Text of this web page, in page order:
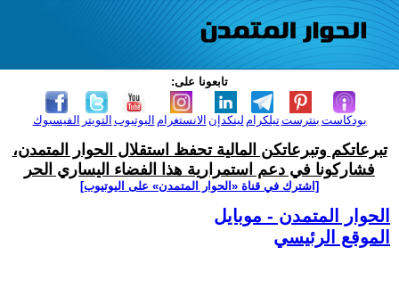
تابعونا على:
الفيسبوك التويتر اليوتيوب الانستغرام لينكدإن تيلكرامبنترست بودكاست
تبرعاتكم وتبرعاتكن المالية تحفظ استقلال الحوار المتمدن،
فشاركونا في دعم استمرارية هذا الفضاء اليساري الحر
[اشترك في قناة ‫«الحوار المتمدن» على اليوتيوب]
الحوار المتمدن - موبايل
الموقع الرئيسي